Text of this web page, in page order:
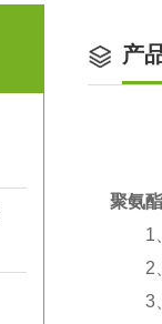
产
聚氨
1、
2、
3、